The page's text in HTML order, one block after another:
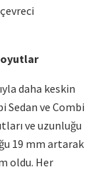
daha keskin
Sedan ve Combi
ve uzunluğu
19 mm artarak
oldu. Her